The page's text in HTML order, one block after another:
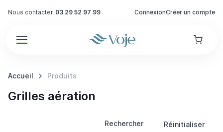
Nous contacter 03 29 52 97 99 ConnexionCréer un compte
Accueil Produits
Grilles aération
Rechercher Réinitialiser